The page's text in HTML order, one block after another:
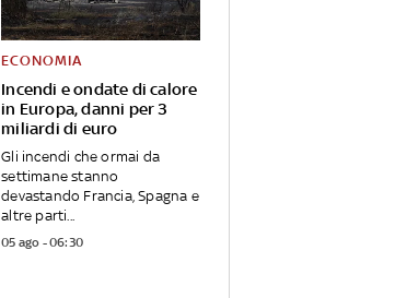
Incendi e ondate di calore
in Europa, danni per 3
miliardi di euro
ECONOMIA
Gli incendi che ormai da
settimane stanno
devastando Francia, Spagna e
altre parti...
05 ago - 06:30